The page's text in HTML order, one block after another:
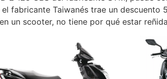
fabricante Taiwanés trae un descuento
un scooter, no tiene por qué estar